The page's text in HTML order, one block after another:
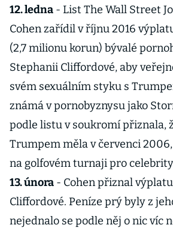
12. ledna - List The Wall Street
Cohen zařídil v říjnu 2016
(2,7 milionu korun) bývalé
Stephanii Cliffordové, aby
svém sexuálním styku s
známá v pornobyznysu jako
podle listu v soukromí přiznala,
Trumpem měla v červenci
na golfovém turnaji pro
13. února - Cohen přiznal
Cliffordové. Peníze prý byly z
nejednalo se podle něj o nic víc